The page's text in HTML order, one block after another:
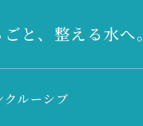
と、整える水へ。
クルーシブ